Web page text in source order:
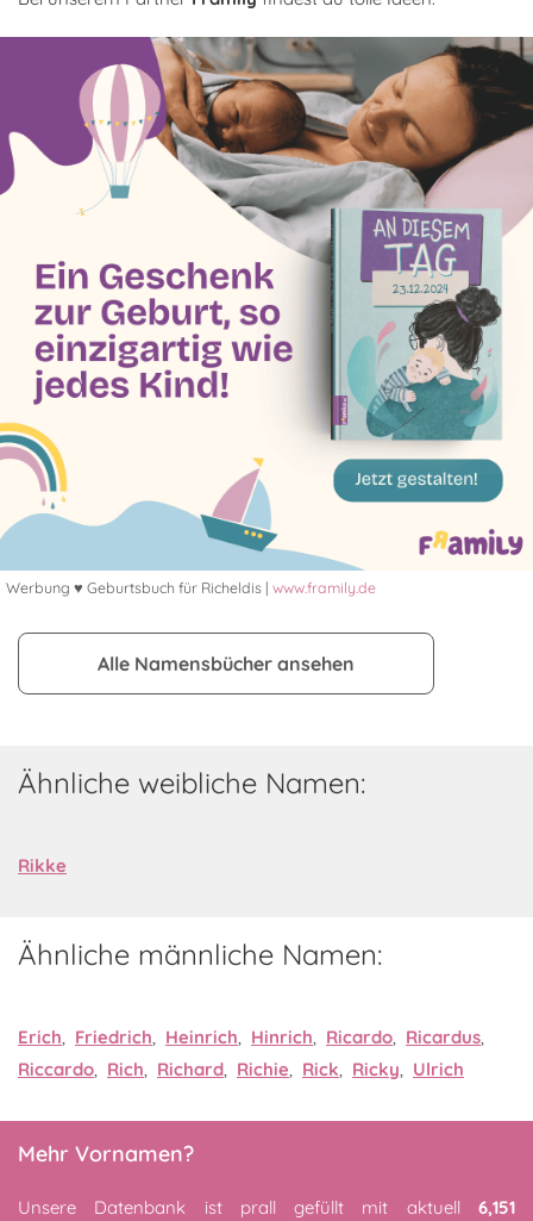
Werbung ♥ Geburtsbuch für Richeldis | www.framily.de
Alle Namensbücher ansehen
Ähnliche weibliche Namen:
Rikke
Ähnliche männliche Namen:
Erich, Friedrich, Heinrich, Hinrich, Ricardo, Ricardus,
Riccardo, Rich, Richard, Richie, Rick, Ricky, Ulrich
Mehr Vornamen?
Unsere Datenbank ist prall gefüllt mit aktuell 6,151